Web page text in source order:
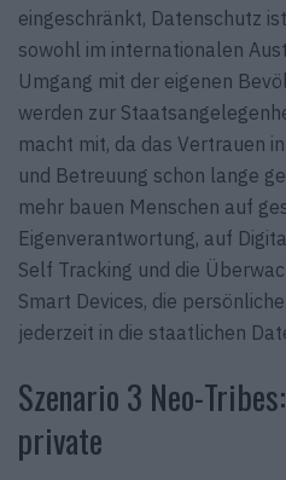
eingeschränkt, Datenschutz
sowohl im internationalen
Umgang mit der eigenen
werden zur
macht mit, da das Vertrauen
und Betreuung schon lange
mehr bauen Menschen auf
Eigenverantwortung, auf
Self Tracking und die
Smart Devices, die
jederzeit in die staatlichen
Szenario 3 Neo-
private